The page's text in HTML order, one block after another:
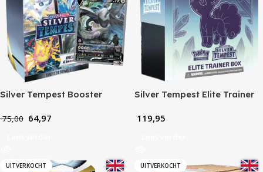
Silver Tempest Booster
75,00 64,97
Silver Tempest Elite Trainer
119,95
UITVERKOCHT UITVERKOCHT